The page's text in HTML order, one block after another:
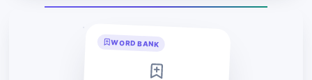
WORD BANK